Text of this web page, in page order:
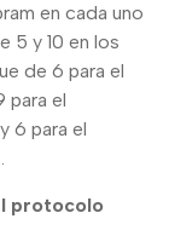
en cada uno
5 y 10 en los
de 6 para el
para el
6 para el
protocolo